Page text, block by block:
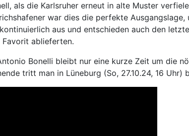
als die Karlsruher erneut in alte Muster
war dies die perfekte
aus und entschieden auch den
ablieferten.
Bonelli bleibt nur eine kurze Zeit um die
tritt man in Lüneburg (So, 27.10.24, 16 Uhr)